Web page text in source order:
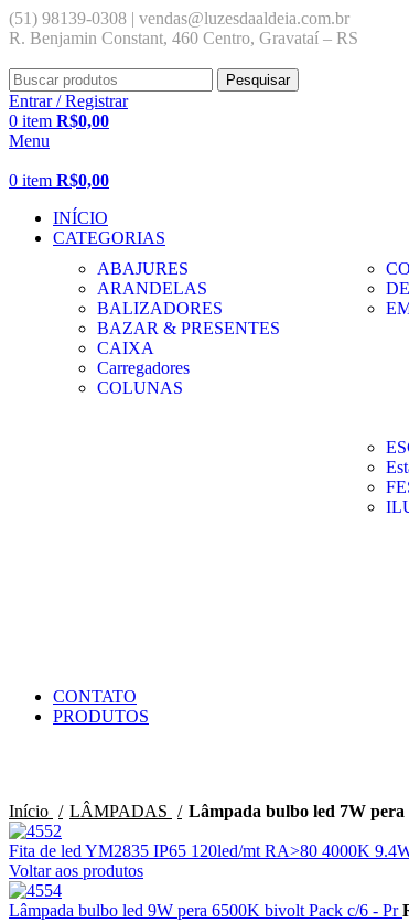
(51) 98139-0308 | vendas@luzesdaaldeia.com.br
R. Benjamin Constant, 460 Centro, Gravataí – RS
Pesquisar
Entrar / Registrar
0 item R$0,00
Menu
0 item R$0,00
INÍCIO
CATEGORIAS
ABAJURES
ARANDELAS
BALIZADORES
BAZAR & PRESENTES
CAIXA
Carregadores
COLUNAS
CONTATO
PRODUTOS
Início
LÂMPADAS Lâmpada bulbo led 7W
Fita de led YM2835 IP65 120led/mt RA>80 4000K
Voltar aos produtos
Lâmpada bulbo led 9W pera 6500K bivolt Pack c/6 - Pr